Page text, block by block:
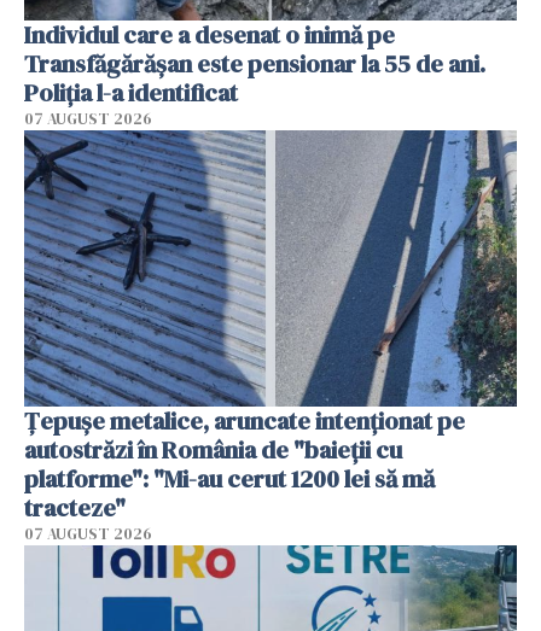
Individul care a desenat o inimă pe
Transfăgărășan este pensionar la 55 de ani.
Poliția l-a identificat
07 AUGUST 2026
Țepușe metalice, aruncate intenționat pe
autostrăzi în România de "baieții cu
platforme": "Mi-au cerut 1200 lei să mă
tracteze"
07 AUGUST 2026